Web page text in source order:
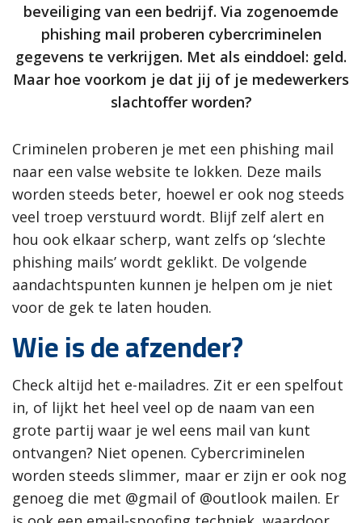
beveiliging van een bedrijf. Via zogenoemde
phishing mail proberen cybercriminelen
gegevens te verkrijgen. Met als einddoel: geld.
Maar hoe voorkom je dat jij of je medewerkers
slachtoffer worden?
Criminelen proberen je met een phishing mail
naar een valse website te lokken. Deze mails
worden steeds beter, hoewel er ook nog steeds
veel troep verstuurd wordt. Blijf zelf alert en
hou ook elkaar scherp, want zelfs op ‘slechte
phishing mails’ wordt geklikt. De volgende
aandachtspunten kunnen je helpen om je niet
voor de gek te laten houden.
Wie is de afzender?
Check altijd het e-mailadres. Zit er een spelfout
in, of lijkt het heel veel op de naam van een
grote partij waar je wel eens mail van kunt
ontvangen? Niet openen. Cybercriminelen
worden steeds slimmer, maar er zijn er ook nog
genoeg die met @gmail of @outlook mailen. Er